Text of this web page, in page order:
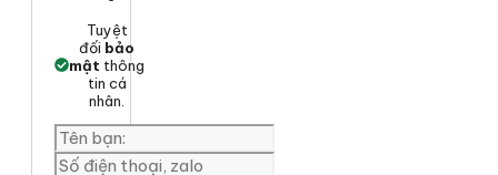
Tuyệt
đối bảo
mật thông
tin cá
nhân.